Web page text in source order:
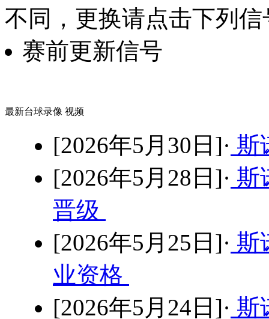
不同，更换请点击下列信
赛前更新信号
最新台球录像 视频
[2026年5月30日]· 斯
[2026年5月28日]· 斯
晋级
[2026年5月25日]· 斯
业资格
[2026年5月24日]· 斯